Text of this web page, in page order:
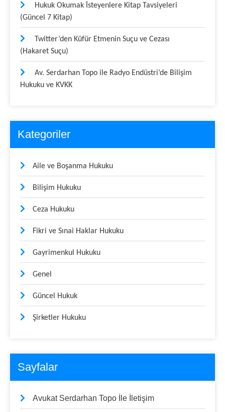
Hukuk Okumak İsteyenlere Kitap Tavsiyeleri
(Güncel 7 Kitap)
Twitter’den Küfür Etmenin Suçu ve Cezası
(Hakaret Suçu)
Av. Serdarhan Topo ile Radyo Endüstri’de Bilişim
Hukuku ve KVKK
Kategoriler
Aile ve Boşanma Hukuku
Bilişim Hukuku
Ceza Hukuku
Fikri ve Sınai Haklar Hukuku
Gayrimenkul Hukuku
Genel
Güncel Hukuk
Şirketler Hukuku
Sayfalar
Avukat Serdarhan Topo İle İletişim